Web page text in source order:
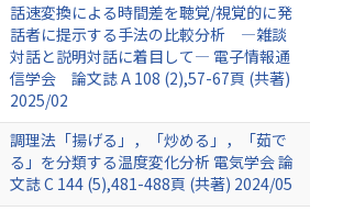
話速変換による時間差を聴覚/視覚的に発
話者に提示する手法の比較分析 ―雑談
対話と説明対話に着目して― 電子情報通
信学会 論文誌 A 108 (2),57-67頁 (共著)
2025/02
調理法「揚げる」，「炒める」，「茹で
る」を分類する温度変化分析 電気学会 論
文誌 C 144 (5),481-488頁 (共著) 2024/05